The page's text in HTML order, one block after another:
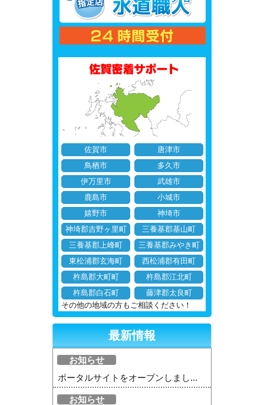
佐賀市
唐津市
鳥栖市
多久市
伊万里市
武雄市
鹿島市
小城市
嬉野市
神埼市
神埼郡吉野ヶ里町
三養基郡基山町
三養基郡上峰町
三養基郡みやき町
東松浦郡玄海町
西松浦郡有田町
杵島郡大町町
杵島郡江北町
杵島郡白石町
藤津郡太良町
その他の地域の方もご相談ください！
最新情報
お知らせ
ポータルサイトをオープンしまし...
お知らせ